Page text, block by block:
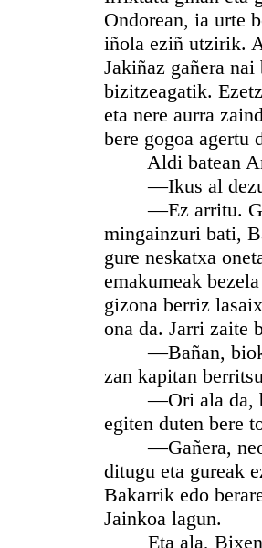
Ondorean, ia urte
iñola eziñ utzirik.
Jakiñaz gañera
bizitzeagatik.
eta nere aurra
bere gogoa agertu
Aldi batean
—Ikus al
—Ez arritu.
mingainzuri bati,
gure neskatxa
emakumeak
gizona berriz
ona da. Jarri zaite
—Bañan, biok
zan kapitan
—Ori ala da,
egiten duten bere
—Gañera, neoni
ditugu eta gureak
Bakarrik edo
Jainkoa lagun.
Eta ala,